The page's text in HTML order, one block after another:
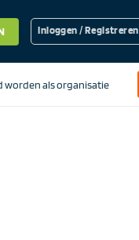
Inloggen / Registreren
worden als organisatie